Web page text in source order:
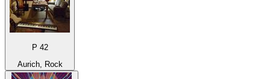
P 42
Aurich, Rock